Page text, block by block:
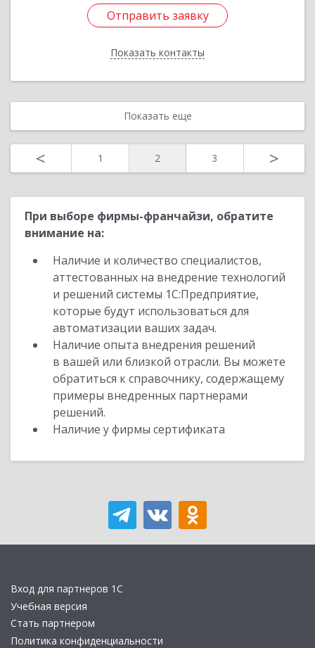
Отправить заявку
Показать контакты
Отправить заявку
Назад
Показать еще
< 1 2 3 >
При выборе фирмы-франчайзи, обратите
внимание на:
Наличие и количество специалистов,
аттестованных на внедрение технологий
и решений системы 1С:Предприятие,
которые будут использоваться для
автоматизации ваших задач.
Наличие опыта внедрения решений
в вашей или близкой отрасли. Вы можете
обратиться к справочнику, содержащему
примеры внедренных партнерами
решений.
Наличие у фирмы сертификата
Вход для партнеров 1С
Учебная версия
Стать партнером
Политика конфиденциальности